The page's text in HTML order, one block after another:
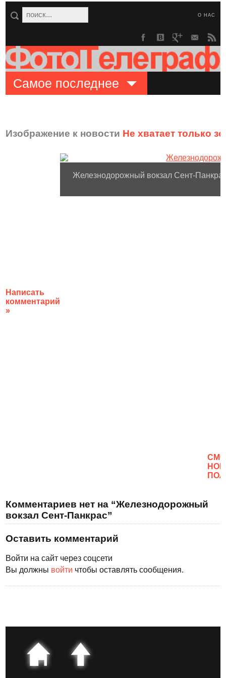
О НАС
Самое последнее
Изображение к новости Не хватает только
Написать
комментарий
»
Железнодорожный вокзал Сент-
Комментариев нет на “Железнодорожный
вокзал Сент-Панкрас”
Оставить комментарий
Войти на сайт через соцсети
Вы должны войти чтобы оставлять сообщения.